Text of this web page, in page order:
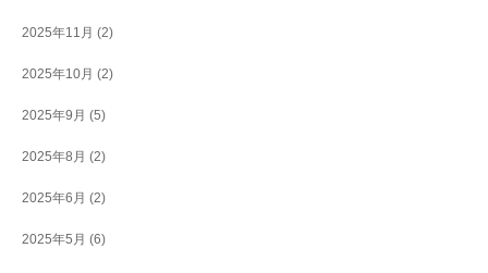
2025年11月 (2)
2025年10月 (2)
2025年9月 (5)
2025年8月 (2)
2025年6月 (2)
2025年5月 (6)